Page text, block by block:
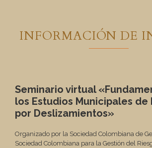
INFORMACIÓN DE
Seminario virtual
los Estudios Municipales de
por Deslizamientos»
Organizado por la Sociedad Colombiana de
Sociedad Colombiana para la Gestión del